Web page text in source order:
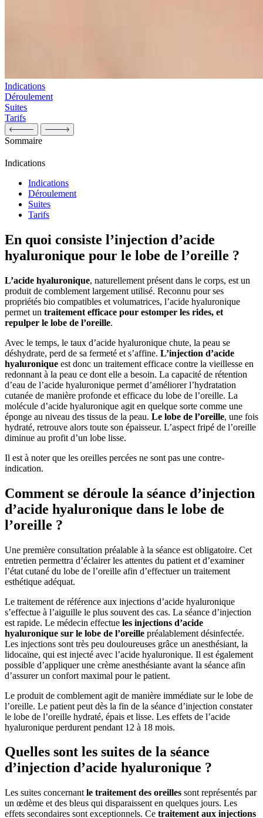
Indications
Déroulement
Suites
Tarifs
Sommaire
Indications
Indications
Déroulement
Suites
Tarifs
En quoi consiste l’injection d’acide
hyaluronique pour le lobe de l’oreille ?
L’acide hyaluronique, naturellement présent dans le corps, est un
produit de comblement largement utilisé. Reconnu pour ses
propriétés bio compatibles et volumatrices, l’acide hyaluronique
permet un traitement efficace pour estomper les rides, et
repulper le lobe de l’oreille.
Avec le temps, le taux d’acide hyaluronique chute, la peau se
déshydrate, perd de sa fermeté et s’affine. L’injection d’acide
hyaluronique est donc un traitement efficace contre la vieillesse en
redonnant à la peau ce dont elle a besoin. La capacité de rétention
d’eau de l’acide hyaluronique permet d’améliorer l’hydratation
cutanée de manière profonde et efficace du lobe de l’oreille. La
molécule d’acide hyaluronique agit en quelque sorte comme une
éponge au niveau des tissus de la peau. Le lobe de l’oreille, une fois
hydraté, retrouve alors toute son épaisseur. L’aspect fripé de l’oreille
diminue au profit d’un lobe lisse.
Il est à noter que les oreilles percées ne sont pas une contre-
indication.
Comment se déroule la séance d’injection
d’acide hyaluronique dans le lobe de
l’oreille ?
Une première consultation préalable à la séance est obligatoire. Cet
entretien permettra d’éclairer les attentes du patient et d’examiner
l’état cutané du lobe de l’oreille afin d’effectuer un traitement
esthétique adéquat.
Le traitement de référence aux injections d’acide hyaluronique
s’effectue à l’aiguille le plus souvent des cas. La séance d’injection
est rapide. Le médecin effectue les injections d’acide
hyaluronique sur le lobe de l’oreille préalablement désinfectée.
Les injections sont très peu douloureuses grâce un anesthésiant, la
lidocaïne, qui est injecté avec l’acide hyaluronique. Il est également
possible d’appliquer une crème anesthésiante avant la séance afin
d’assurer un confort maximal pour le patient.
Le produit de comblement agit de manière immédiate sur le lobe de
l’oreille. Le patient peut dès la fin de la séance d’injection constater
le lobe de l’oreille hydraté, épais et lisse. Les effets de l’acide
hyaluronique perdurent pendant 12 à 18 mois.
Quelles sont les suites de la séance
d’injection d’acide hyaluronique ?
Les suites concernant le traitement des oreilles sont représentés par
un œdème et des bleus qui disparaissent en quelques jours. Les
effets secondaires sont exceptionnels. Ce traitement aux injections